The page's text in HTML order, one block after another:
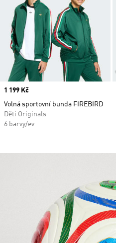
Price
1 199 Kč
Volná sportovní bunda FIREBIRD
Děti Originals
6 barvy/ev